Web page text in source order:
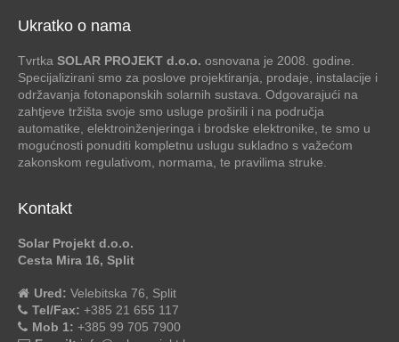
Ukratko o nama
Tvrtka SOLAR PROJEKT d.o.o. osnovana je 2008. godine.
Specijalizirani smo za poslove projektiranja, prodaje, instalacije i
održavanja fotonaponskih solarnih sustava. Odgovarajući na
zahtjeve tržišta svoje smo usluge proširili i na područja
automatike, elektroinženjeringa i brodske elektronike, te smo u
mogućnosti ponuditi kompletnu uslugu sukladno s važećom
zakonskom regulativom, normama, te pravilima struke.
Kontakt
Solar Projekt d.o.o.
Cesta Mira 16, Split
Ured: Velebitska 76, Split
Tel/Fax: +385 21 655 117
Mob 1: +385 99 705 7900